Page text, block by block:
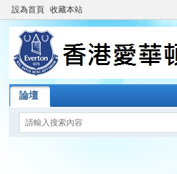
設為首頁 收藏本站
論壇